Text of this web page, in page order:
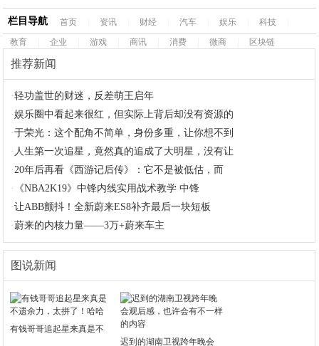
栏目导航 首页 资讯 财经 汽车 娱乐 科技
教育
企业 游戏 商讯 消费 微商 区块链
推荐新闻
·轻功盖世的财迷，反差萌王启年
·娱乐圈中看起来很红，但实际上背后却没有资源的
·于荣光：这个配角不简单，身份多重，让你想不到
· 人生第一次追星，竟然真的追成了大明星，没有让
·20年后再看《西游记后传》：它不是被低估，而
·
《NBA2K19》中锋内线实用战术教学 中锋
·让ABB颤抖！全新蔚来ES8补齐最后一块短板
·蔚来的内核力量——3万+蔚来车主
图说新闻
有钱哥哥追起星来真是不
迟到的湖南卫视跨年晚会